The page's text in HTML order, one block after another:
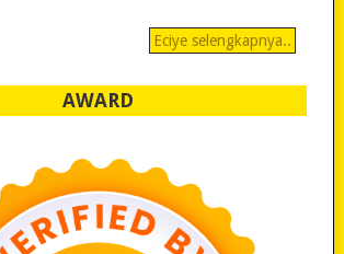
Eciye selengkapnya..
AWARD